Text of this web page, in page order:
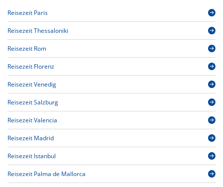
Reisezeit Paris
Reisezeit Thessaloniki
Reisezeit Rom
Reisezeit Florenz
Reisezeit Venedig
Reisezeit Salzburg
Reisezeit Valencia
Reisezeit Madrid
Reisezeit Istanbul
Reisezeit Palma de Mallorca